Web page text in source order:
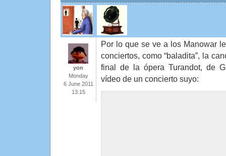
yon
Monday
6 June 2011
13:15
Por lo que se ve a los Manowar
conciertos, como “baladita”, la
final de la ópera Turandot, de
vídeo de un concierto suyo: